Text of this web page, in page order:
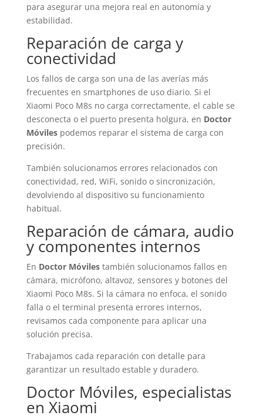
para asegurar una mejora real en autonomía y
estabilidad.
Reparación de carga y
conectividad
Los fallos de carga son una de las averías más
frecuentes en smartphones de uso diario. Si el
Xiaomi Poco M8s no carga correctamente, el cable se
desconecta o el puerto presenta holgura, en Doctor
Móvilespodemos reparar el sistema de carga con
precisión.
También solucionamos errores relacionados con
conectividad, red, WiFi, sonido o sincronización,
devolviendo al dispositivo su funcionamiento
habitual.
Reparación de cámara, audio
y componentes internos
En Doctor Móvilestambién solucionamos fallos en
cámara, micrófono, altavoz, sensores y botones del
Xiaomi Poco M8s. Si la cámara no enfoca, el sonido
falla o el terminal presenta errores internos,
revisamos cada componente para aplicar una
solución precisa.
Trabajamos cada reparación con detalle para
garantizar un resultado estable y duradero.
Doctor Móviles, especialistas
en Xiaomi